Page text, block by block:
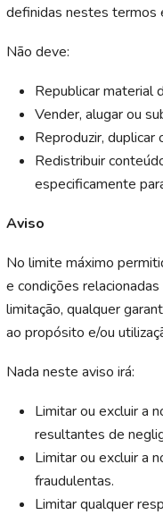
definidas nestes termos
Não deve:
Republicar material
Vender, alugar ou
Reproduzir,
Redistribuir
especificamente
Aviso
No limite máximo
e condições
limitação, qualquer
ao propósito e/ou
Nada neste aviso irá:
Limitar ou excluir a
resultantes de
Limitar ou excluir a
fraudulentas.
Limitar qualquer